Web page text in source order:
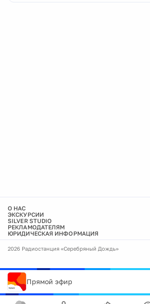
О НАС
ЭКСКУРСИИ
SILVER STUDIO
РЕКЛАМОДАТЕЛЯМ
ЮРИДИЧЕСКАЯ ИНФОРМАЦИЯ
2026 Радиостанция «Серебряный Дождь»
Прямой эфир